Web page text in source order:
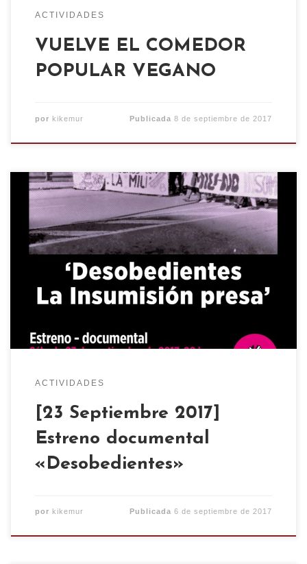
ACTIVIDADES
VUELVE EL COMEDOR
POPULAR VEGANO
por kikemur Publicada8 de septiembre de 2017
La resistencia a las guerras, la desobediencia a
su preparación, la lucha por la abolición de los
ejércitos y por una defensa social, alternativa a
la militar, continúa, y la conservación de la
memoria es una pieza vital para ello. Por ello La
Pantera Rossa junto al colectivo antimilitarista de
ACTIVIDADES
[23 Septiembre 2017]
Estreno documental
«Desobedientes»
por kikemur Publicada6 de septiembre de 2017